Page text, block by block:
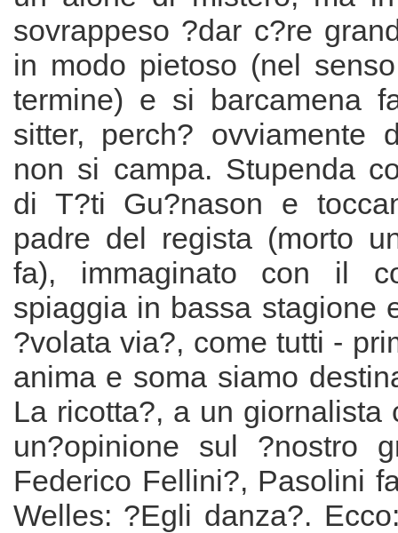
sovrappeso ?dar c?re
in modo pietoso (nel
termine) e si barcamena
sitter, perch? ovviamente
non si campa. Stupenda
di T?ti Gu?nason e
padre del regista (morto
fa), immaginato con il
spiaggia in bassa stagione
?volata via?, come tutti -
anima e soma siamo
La ricotta?, a un giornalista
un?opinione sul ?nostro
Federico Fellini?, Pasolini
Welles: ?Egli danza?.